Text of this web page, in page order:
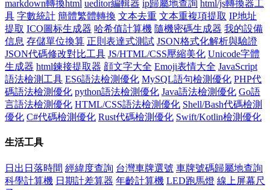
markdown轉換html ueditor編輯器 ip歸屬地查詢 html/js轉換器工
具 字數統計 簡體繁體轉換 文本去重 文本重複項提取 IP地址
提取 ICO圖标生成器 哈希值計算機 隨機密碼生成器 我的設備
信息 存儲單位換算 正則表達式測試 JSON格式化解析與驗證
JSON代碼修改對比工具 JS/HTML/CSS壓縮美化 Unicode字體
生成器 html鍊接提取器 顔文字大全 Emoji表情大全 JavaScript
語法檢測工具 ES6語法檢測優化 MySQL語句檢測優化 PHP代
碼語法檢測優化 python語法檢測優化 Java語法檢測優化 Go語
言語法檢測優化 HTML/CSS語法檢測優化 Shell/Bash代碼檢測
優化 C#代碼檢測優化 Rust代碼檢測優化 Swift/Kotlin檢測優化
生活工具
日出日落時間 經緯度查詢 台灣車牌選號 車牌號碼歸屬地查詢
科學計算機 日期計差算器 年齡計算機 LED跑馬燈 線上屏幕尺